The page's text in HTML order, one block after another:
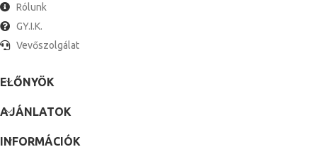
Rólunk
GY.I.K.
Vevőszolgálat
ELŐNYÖK
AJÁNLATOK
INFORMÁCIÓK